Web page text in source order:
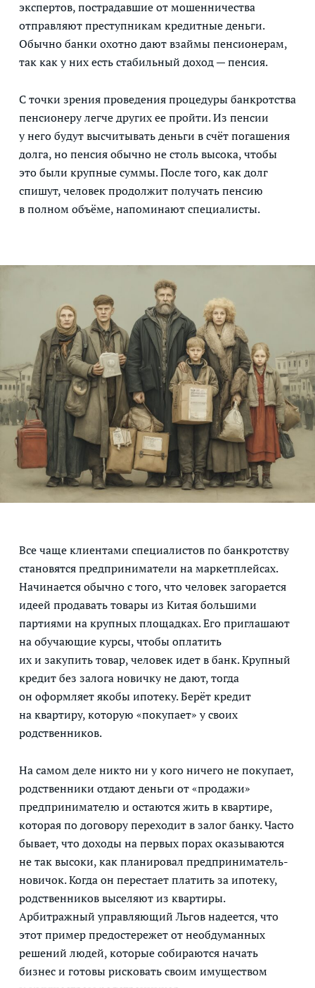
экспертов, пострадавшие от мошенничества
отправляют преступникам кредитные деньги.
Обычно банки охотно дают взаймы пенсионерам,
так как у них есть стабильный доход — пенсия.
С точки зрения проведения процедуры банкротства
пенсионеру легче других ее пройти. Из пенсии
у него будут высчитывать деньги в счёт погашения
долга, но пенсия обычно не столь высока, чтобы
это были крупные суммы. После того, как долг
спишут, человек продолжит получать пенсию
в полном объёме, напоминают специалисты.
Все чаще клиентами специалистов по банкротству
становятся предприниматели на маркетплейсах.
Начинается обычно с того, что человек загорается
идеей продавать товары из Китая большими
партиями на крупных площадках. Его приглашают
на обучающие курсы, чтобы оплатить
их и закупить товар, человек идет в банк. Крупный
кредит без залога новичку не дают, тогда
он оформляет якобы ипотеку. Берёт кредит
на квартиру, которую «покупает» у своих
родственников.
На самом деле никто ни у кого ничего не покупает,
родственники отдают деньги от «продажи»
предпринимателю и остаются жить в квартире,
которая по договору переходит в залог банку. Часто
бывает, что доходы на первых порах оказываются
не так высоки, как планировал предприниматель-
новичок. Когда он перестает платить за ипотеку,
родственников выселяют из квартиры.
Арбитражный управляющий Льгов надеется, что
этот пример предостережет от необдуманных
решений людей, которые собираются начать
бизнес и готовы рисковать своим имуществом